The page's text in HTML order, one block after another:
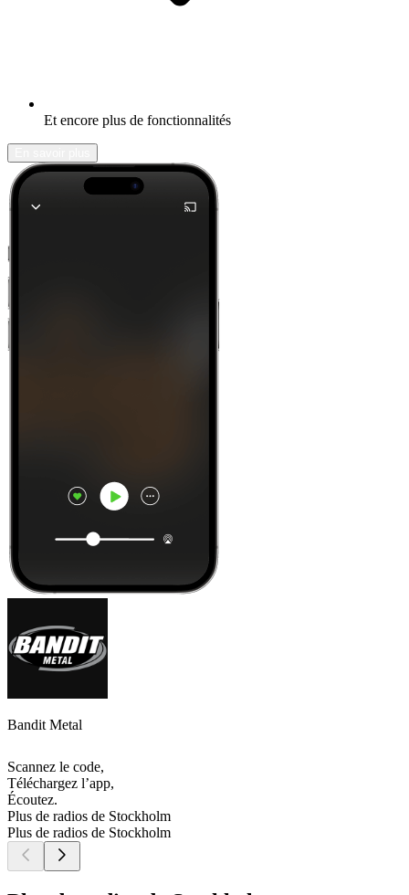
Et encore plus de fonctionnalités
Bandit Metal
Scannez le code,
Téléchargez l’app,
Écoutez.
Plus de radios de Stockholm
Plus de radios de Stockholm